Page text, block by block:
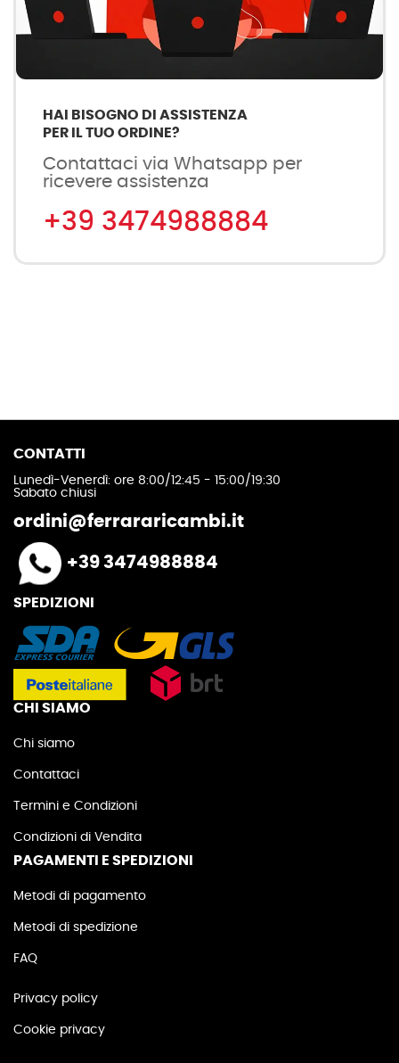
HAI BISOGNO DI ASSISTENZA
PER IL TUO ORDINE?
Contattaci via Whatsapp per
ricevere assistenza
+39 3474988884
CONTATTI
Lunedì-Venerdì: ore 8:00/12:45 - 15:00/19:30
Sabato chiusi
ordini@ferrararicambi.it
+39 3474988884
SPEDIZIONI
CHI SIAMO
Chi siamo
Contattaci
Termini e Condizioni
Condizioni di Vendita
PAGAMENTI E SPEDIZIONI
Metodi di pagamento
Metodi di spedizione
FAQ
Privacy policy
Cookie privacy